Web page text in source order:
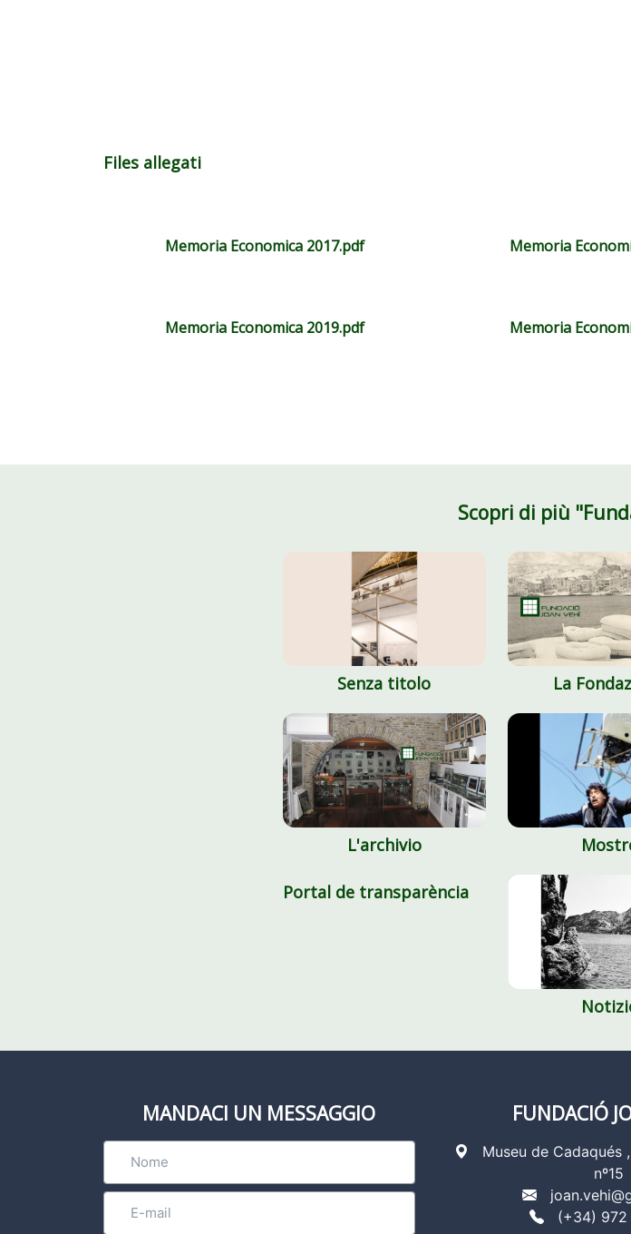
Files allegati
Memoria Economica 2017.pdf Memoria
Memoria Economica 2019.pdf Memoria
Scopri di più
Senza titolo La
L'archivio
Portal de transparència
MANDACI UN MESSAGGIO FUNDACIÓ
Museu de Cadaqués
nº15
(+34)